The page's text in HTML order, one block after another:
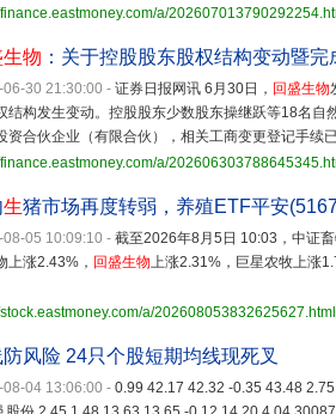
a/
生物 ：关于控股股东股权结构变动暨
30 21:30:00 - 证券日报网讯 6月30日， 回盛生物
结构发生变动。控股股东少数股东操继跃等18名
资合伙企业（有限合伙），相关工商变更登记手续
a/
生猪市场再度转弱，养殖ETF平安
05 10:09:10 - 截至2026年8月5日 10:03，中证
上涨2.43%， 回盛生物上涨2.31%，巨星农牧上涨
a/202608053832625627.html
风险 24只个股短期均线现死叉
04 13:06:00 - 0.99 42.17 42.32 -0.35 43.48